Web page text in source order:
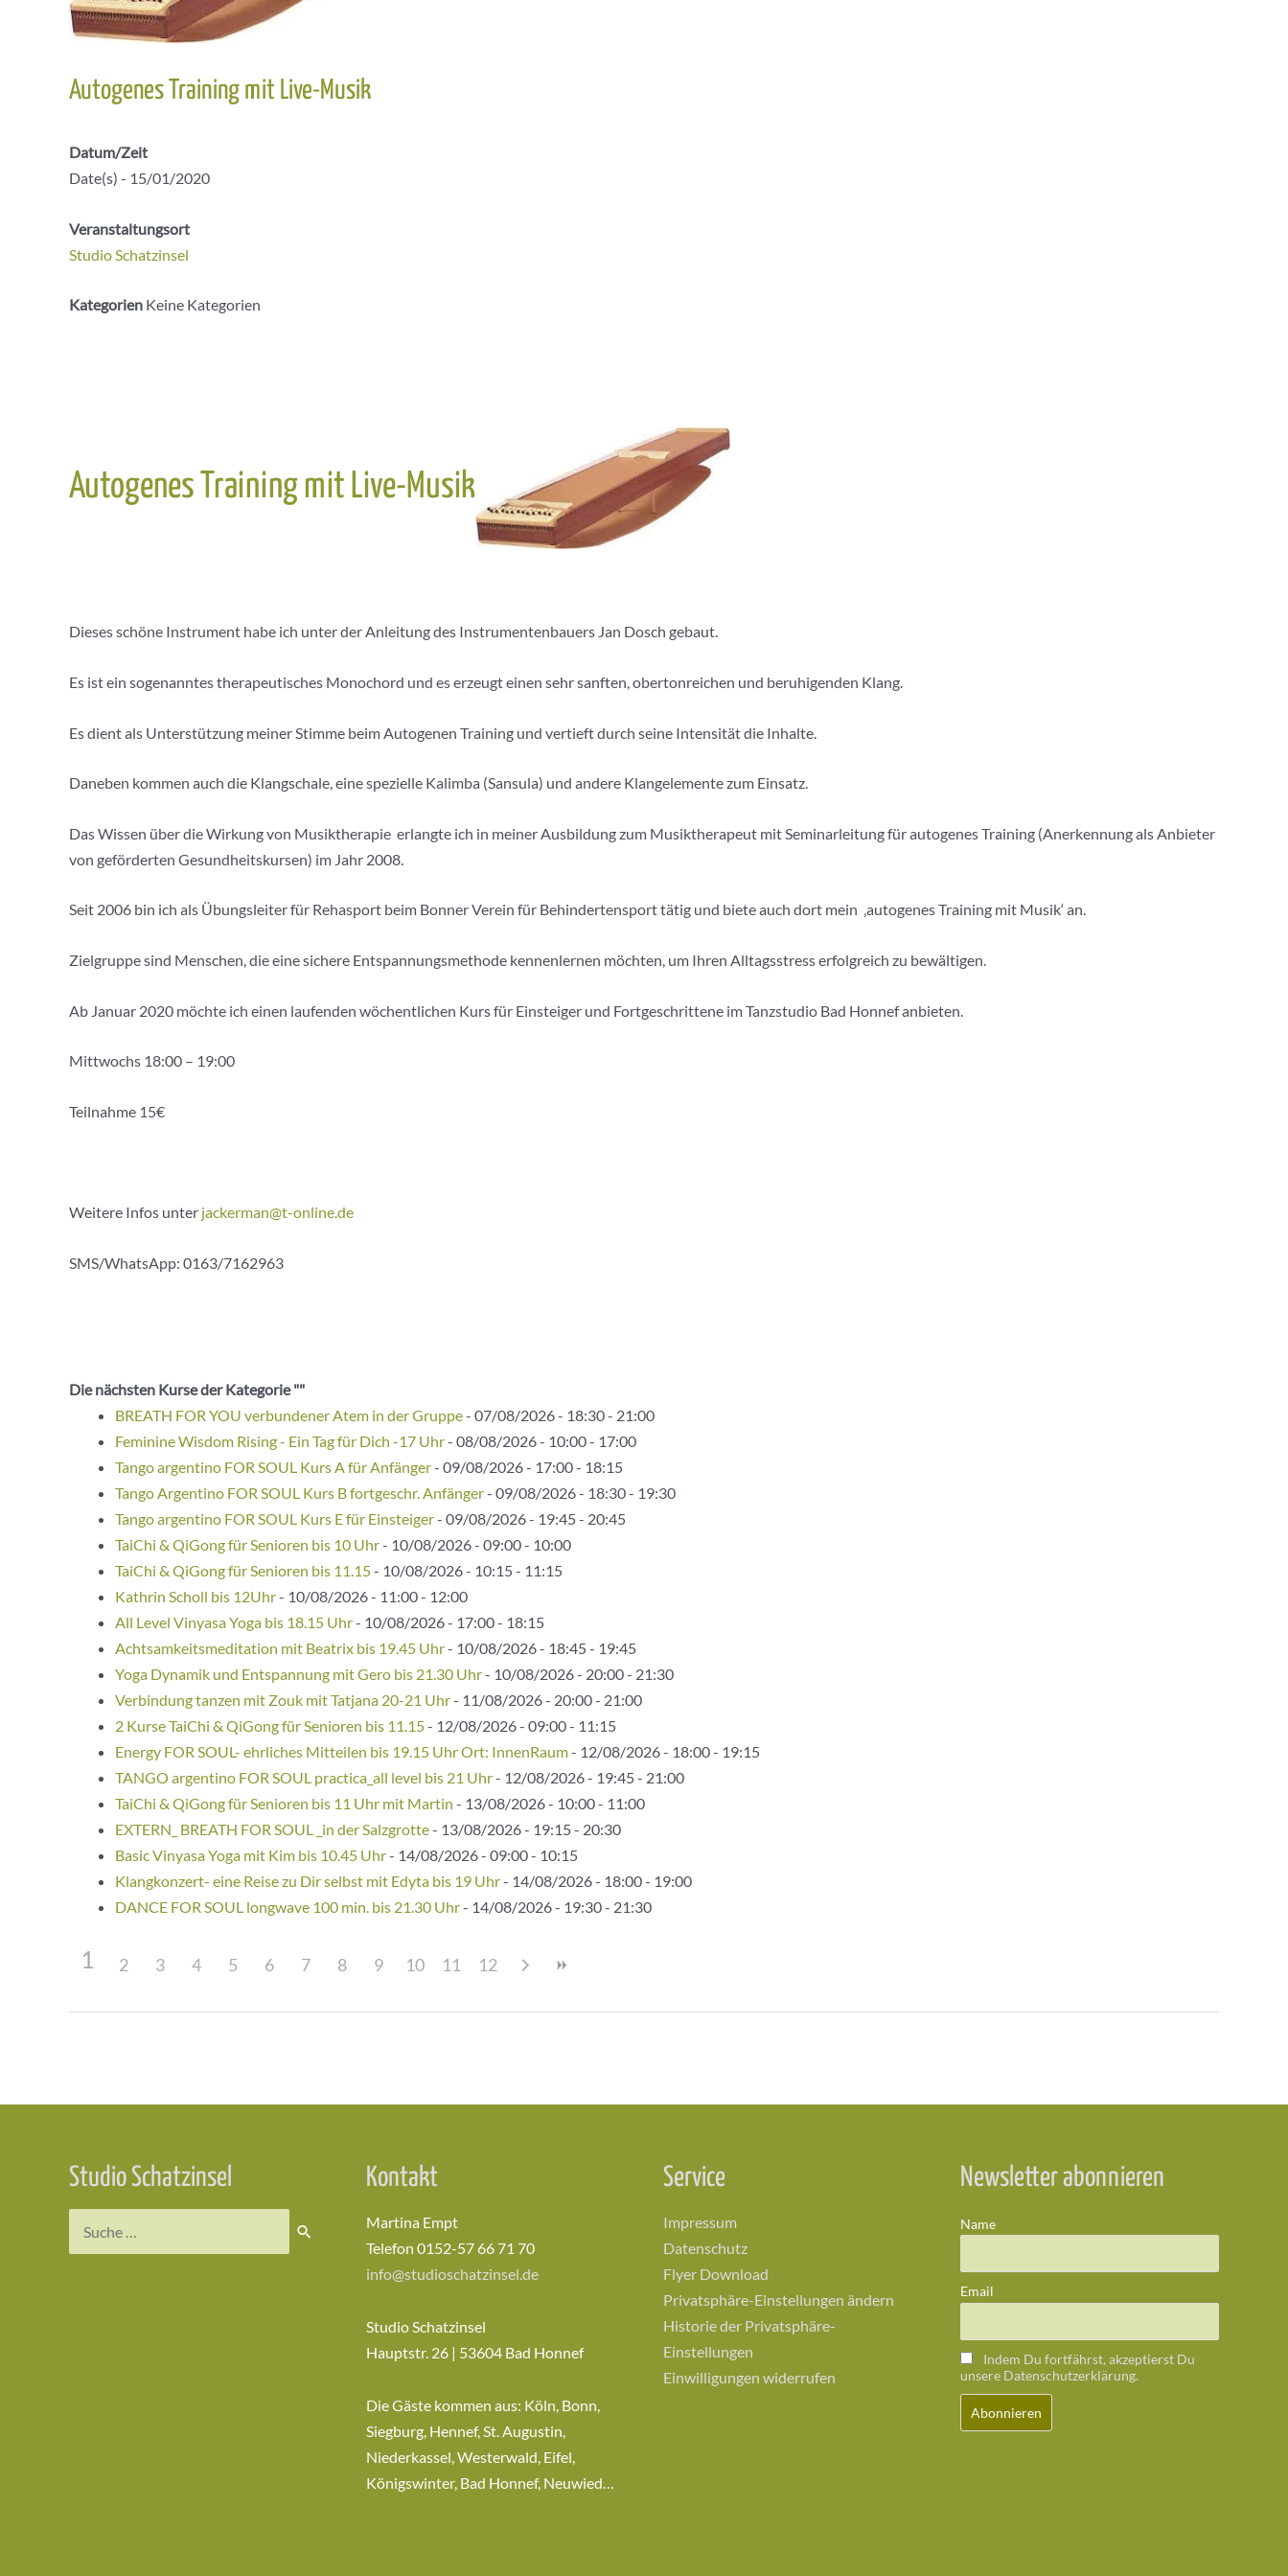
Autogenes Training mit Live-Musik
Datum/Zeit
Date(s) - 15/01/2020
Veranstaltungsort
Studio Schatzinsel
Kategorien Keine Kategorien
Autogenes Training mit Live-Musik
Dieses schöne Instrument habe ich unter der Anleitung des Instrumentenbauers Jan Dosch gebaut.
Es ist ein sogenanntes therapeutisches Monochord und es erzeugt einen sehr sanften, obertonreichen und beruhigenden Klang.
Es dient als Unterstützung meiner Stimme beim Autogenen Training und vertieft durch seine Intensität die Inhalte.
Daneben kommen auch die Klangschale, eine spezielle Kalimba (Sansula) und andere Klangelemente zum Einsatz.
Das Wissen über die Wirkung von Musiktherapie erlangte ich in meiner Ausbildung zum Musiktherapeut mit Seminarleitung für autogenes Training (Anerkennung als Anbieter
von geförderten Gesundheitskursen) im Jahr 2008.
Seit 2006 bin ich als Übungsleiter für Rehasport beim Bonner Verein für Behindertensport tätig und biete auch dort mein ‚autogenes Training mit Musik‘ an.
Zielgruppe sind Menschen, die eine sichere Entspannungsmethode kennenlernen möchten, um Ihren Alltagsstress erfolgreich zu bewältigen.
Ab Januar 2020 möchte ich einen laufenden wöchentlichen Kurs für Einsteiger und Fortgeschrittene im Tanzstudio Bad Honnef anbieten.
Mittwochs 18:00 – 19:00
Teilnahme 15€
Weitere Infos unter jackerman@t-online.de
SMS/WhatsApp: 0163/7162963
Die nächsten Kurse der Kategorie ""
BREATH FOR YOU verbundener Atem in der Gruppe- 07/08/2026 - 18:30 - 21:00
Feminine Wisdom Rising - Ein Tag für Dich -17 Uhr- 08/08/2026 - 10:00 - 17:00
Tango argentino FOR SOUL Kurs A für Anfänger- 09/08/2026 - 17:00 - 18:15
Tango Argentino FOR SOUL Kurs B fortgeschr. Anfänger- 09/08/2026 - 18:30 - 19:30
Tango argentino FOR SOUL Kurs E für Einsteiger- 09/08/2026 - 19:45 - 20:45
TaiChi & QiGong für Senioren bis 10 Uhr- 10/08/2026 - 09:00 - 10:00
TaiChi & QiGong für Senioren bis 11.15- 10/08/2026 - 10:15 - 11:15
Kathrin Scholl bis 12Uhr- 10/08/2026 - 11:00 - 12:00
All Level Vinyasa Yoga bis 18.15 Uhr- 10/08/2026 - 17:00 - 18:15
Achtsamkeitsmeditation mit Beatrix bis 19.45 Uhr- 10/08/2026 - 18:45 - 19:45
Yoga Dynamik und Entspannung mit Gero bis 21.30 Uhr- 10/08/2026 - 20:00 - 21:30
Verbindung tanzen mit Zouk mit Tatjana 20-21 Uhr- 11/08/2026 - 20:00 - 21:00
2 Kurse TaiChi & QiGong für Senioren bis 11.15- 12/08/2026 - 09:00 - 11:15
Energy FOR SOUL- ehrliches Mitteilen bis 19.15 Uhr Ort: InnenRaum- 12/08/2026 - 18:00 - 19:15
TANGO argentino FOR SOUL practica_all level bis 21 Uhr- 12/08/2026 - 19:45 - 21:00
TaiChi & QiGong für Senioren bis 11 Uhr mit Martin - 13/08/2026 - 10:00 - 11:00
EXTERN_ BREATH FOR SOUL _in der Salzgrotte- 13/08/2026 - 19:15 - 20:30
Basic Vinyasa Yoga mit Kim bis 10.45 Uhr- 14/08/2026 - 09:00 - 10:15
Klangkonzert- eine Reise zu Dir selbst mit Edyta bis 19 Uhr- 14/08/2026 - 18:00 - 19:00
DANCE FOR SOUL longwave 100 min. bis 21.30 Uhr- 14/08/2026 - 19:30 - 21:30
1 2 3 4 5 6 7 8 9 10 11 12
Studio Schatzinsel Kontakt
Martina Empt
Telefon 0152-57 66 71 70
info@studioschatzinsel.de
Studio Schatzinsel
Hauptstr. 26 | 53604 Bad Honnef
Die Gäste kommen aus: Köln, Bonn,
Siegburg, Hennef, St. Augustin,
Niederkassel, Westerwald, Eifel,
Königswinter, Bad Honnef, Neuwied…
Service
Impressum
Datenschutz
Flyer Download
Privatsphäre-Einstellungen ändern
Historie der Privatsphäre-
Einstellungen
Einwilligungen widerrufen
Newsletter abonnieren
Name
Email
Indem Du fortfährst, akzeptierst Du
unsere Datenschutzerklärung.